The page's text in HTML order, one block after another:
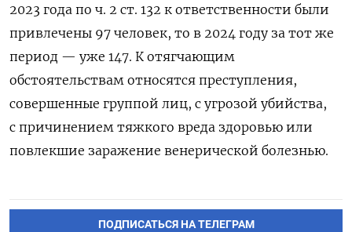
2023 года по ч. 2 ст. 132 к ответственности были
привлечены 97 человек, то в 2024 году за тот же
период — уже 147. К отягчающим
обстоятельствам относятся преступления,
совершенные группой лиц, с угрозой убийства,
с причинением тяжкого вреда здоровью или
повлекшие заражение венерической болезнью.
ПОДПИСАТЬСЯ НА ТЕЛЕГРАМ